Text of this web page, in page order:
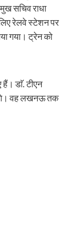
सचिव राधा
रेलवे स्टेशन पर
गया। ट्रेन को
डाॅ. टीएन
वह लखनऊ तक